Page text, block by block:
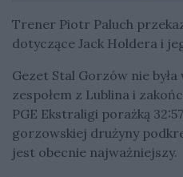
Trener Piotr Paluch
dotyczące Jack Holdera i
Gezet Stal Gorzów nie
zespołem z Lublina i
PGE Ekstraligi porażką
gorzowskiej drużyny
jest obecnie najważniejszy.